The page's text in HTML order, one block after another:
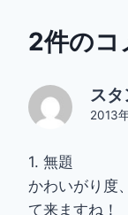
2件のコ
スタ
2013
1. 無題
かわいがり度
て来ますね！